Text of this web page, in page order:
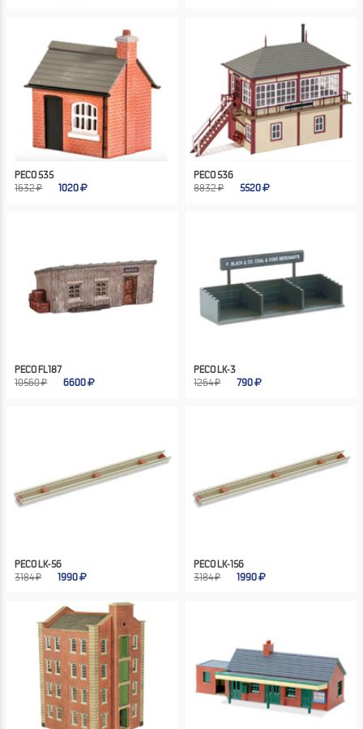
PECO 535
1632 ₽
1020
PECO 536
8832 ₽
5520
PECO FL187
10560 ₽
6600
PECO LK-3
1264 ₽
790
PECO LK-56
3184 ₽
1990
PECO LK-156
3184 ₽
1990